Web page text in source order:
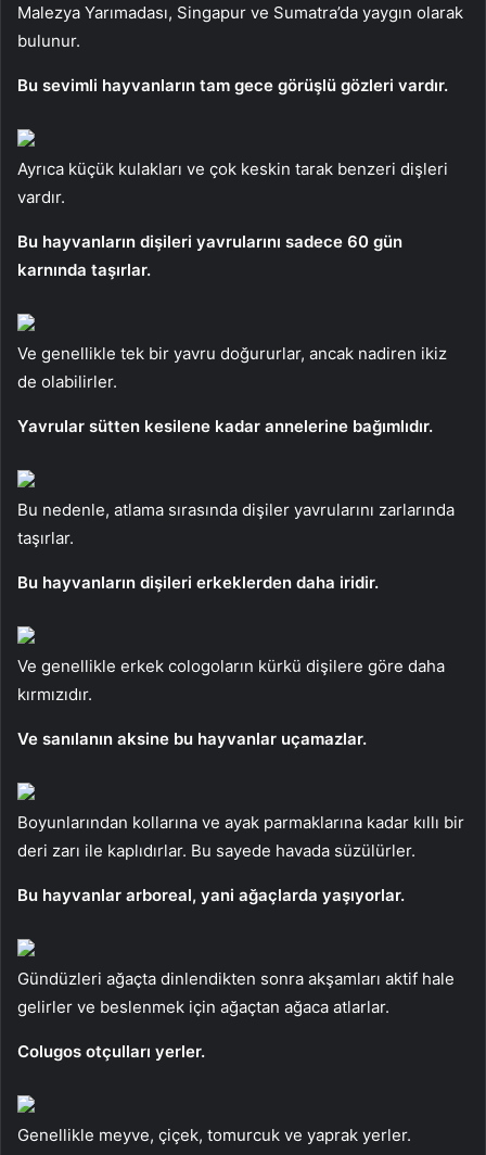
Malezya Yarımadası, Singapur ve Sumatra’da yaygın olarak
bulunur.
Bu sevimli hayvanların tam gece görüşlü gözleri vardır.
Ayrıca küçük kulakları ve çok keskin tarak benzeri dişleri
vardır.
Bu hayvanların dişileri yavrularını sadece 60 gün
karnında taşırlar.
Ve genellikle tek bir yavru doğururlar, ancak nadiren ikiz
de olabilirler.
Yavrular sütten kesilene kadar annelerine bağımlıdır.
Bu nedenle, atlama sırasında dişiler yavrularını zarlarında
taşırlar.
Bu hayvanların dişileri erkeklerden daha iridir.
Ve genellikle erkek cologoların kürkü dişilere göre daha
kırmızıdır.
Ve sanılanın aksine bu hayvanlar uçamazlar.
Boyunlarından kollarına ve ayak parmaklarına kadar kıllı bir
deri zarı ile kaplıdırlar. Bu sayede havada süzülürler.
Bu hayvanlar arboreal, yani ağaçlarda yaşıyorlar.
Gündüzleri ağaçta dinlendikten sonra akşamları aktif hale
gelirler ve beslenmek için ağaçtan ağaca atlarlar.
Colugos otçulları yerler.
Genellikle meyve, çiçek, tomurcuk ve yaprak yerler.